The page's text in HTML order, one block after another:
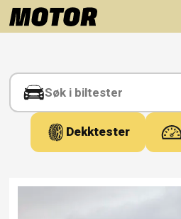
Tag:
kommentar
Dekktester